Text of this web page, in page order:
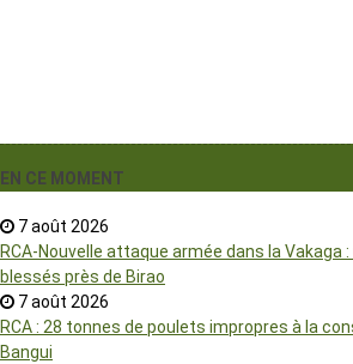
EN CE MOMENT
7 août 2026
RCA-Nouvelle attaque armée dans la Vakaga
blessés près de Birao
7 août 2026
RCA : 28 tonnes de poulets impropres à la
Bangui